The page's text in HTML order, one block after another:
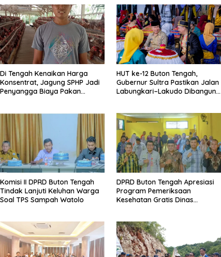
Di Tengah Kenaikan Harga
Konsentrat, Jagung SPHP Jadi
Penyangga Biaya Pakan
HUT ke-12 Buton Tengah,
Gubernur Sultra Pastikan Jalan
Labungkari–Lakudo Dibangun
Komisi II DPRD Buton Tengah
Tindak Lanjuti Keluhan Warga
Soal TPS Sampah Watolo
DPRD Buton Tengah Apresiasi
Program Pemeriksaan
Kesehatan Gratis Dinas